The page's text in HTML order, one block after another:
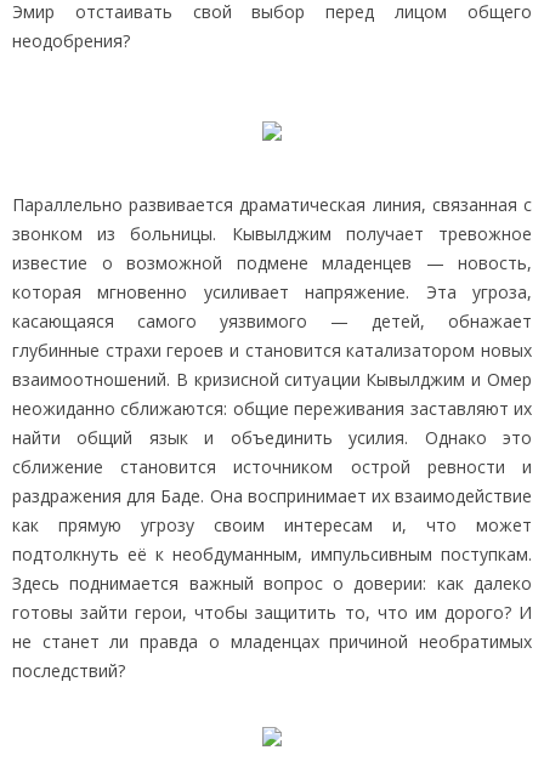
Эмир отстаивать свой выбор перед лицом общего
неодобрения?
Параллельно развивается драматическая линия, связанная с
звонком из больницы. Кывылджим получает тревожное
известие о возможной подмене младенцев — новость,
которая мгновенно усиливает напряжение. Эта угроза,
касающаяся самого уязвимого — детей, обнажает
глубинные страхи героев и становится катализатором новых
взаимоотношений. В кризисной ситуации Кывылджим и Омер
неожиданно сближаются: общие переживания заставляют их
найти общий язык и объединить усилия. Однако это
сближение становится источником острой ревности и
раздражения для Баде. Она воспринимает их взаимодействие
как прямую угрозу своим интересам и, что может
подтолкнуть её к необдуманным, импульсивным поступкам.
Здесь поднимается важный вопрос о доверии: как далеко
готовы зайти герои, чтобы защитить то, что им дорого? И
не станет ли правда о младенцах причиной необратимых
последствий?